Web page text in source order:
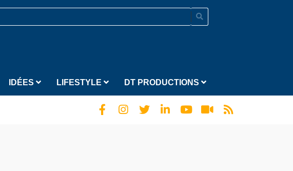
IDÉES LIFESTYLE DT PRODUCTIONS